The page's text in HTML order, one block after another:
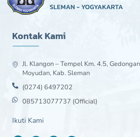
Kontak Kami
Jl. Klangon – Tempel Km. 4.5,
Moyudan, Kab. Sleman
(0274) 6497202
085713077737 (Official)
Ikuti Kami